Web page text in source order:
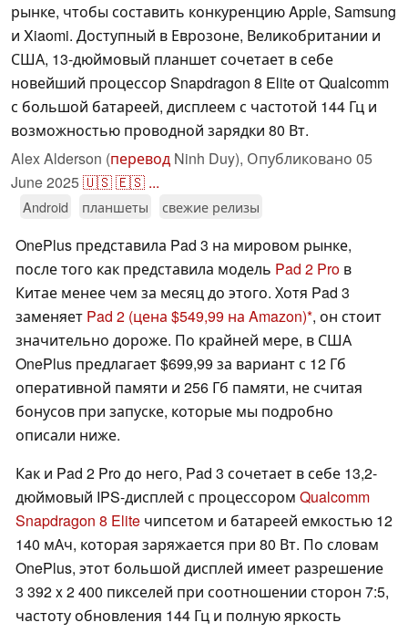
рынке, чтобы составить конкуренцию Apple, Samsung
и Xiaomi. Доступный в Еврозоне, Великобритании и
США, 13-дюймовый планшет сочетает в себе
новейший процессор Snapdragon 8 Elite от Qualcomm
с большой батареей, дисплеем с частотой 144 Гц и
возможностью проводной зарядки 80 Вт.
Alex Alderson (перевод Ninh Duy), Опубликовано 05
June 2025🇺🇸🇪🇸 ...
Android планшеты свежие релизы
OnePlus представила Pad 3 на мировом рынке,
после того как представила модель Pad 2 Pro в
Китае менее чем за месяц до этого. Хотя Pad 3
заменяет Pad 2 (цена $549,99 на Amazon) , он стоит
значительно дороже. По крайней мере, в США
OnePlus предлагает $699,99 за вариант с 12 Гб
оперативной памяти и 256 Гб памяти, не считая
бонусов при запуске, которые мы подробно
описали ниже.
Как и Pad 2 Pro до него, Pad 3 сочетает в себе 13,2-
дюймовый IPS-дисплей с процессором Qualcomm
Snapdragon 8 Elite чипсетом и батареей емкостью 12
140 мАч, которая заряжается при 80 Вт. По словам
OnePlus, этот большой дисплей имеет разрешение
3 392 x 2 400 пикселей при соотношении сторон 7:5,
частоту обновления 144 Гц и полную яркость